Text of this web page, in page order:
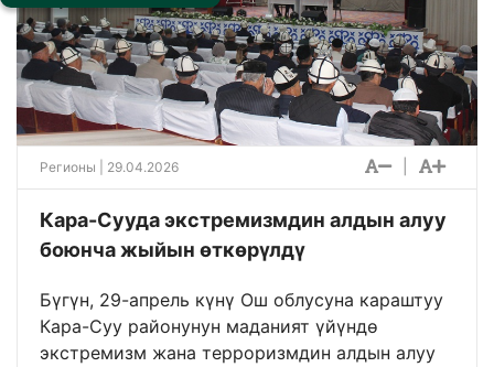
Регионы | 29.04.2026
Кара-Сууда экстремизмдин алдын алуу
боюнча жыйын өткөрүлдү
Бүгүн, 29-апрель күнү Ош облусуна караштуу
Кара-Суу районунун маданият үйүндө
экстремизм жана терроризмдин алдын алуу